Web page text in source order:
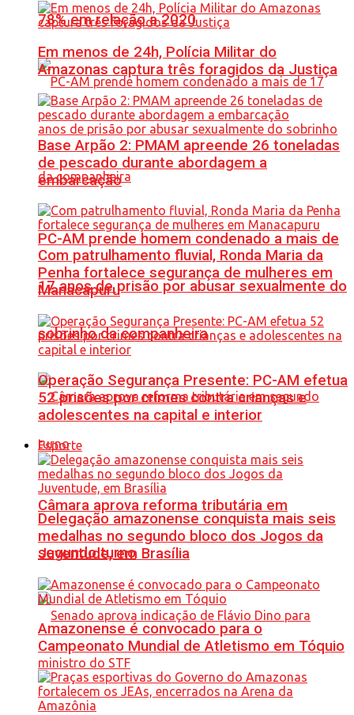
78% em relação a 2020
PC-AM prende homem condenado a mais de
17 anos de prisão por abusar sexualmente do
sobrinho da companheira
Câmara aprova reforma tributária em
segundo turno
Em menos de 24h, Polícia Militar do
Amazonas captura três foragidos da Justiça
Base Arpão 2: PMAM apreende 26 toneladas
de pescado durante abordagem a
embarcação
Com patrulhamento fluvial, Ronda Maria da
Penha fortalece segurança de mulheres em
Manacapuru
Operação Segurança Presente: PC-AM efetua
52 prisões por crimes contra crianças e
adolescentes na capital e interior
Esporte
Delegação amazonense conquista mais seis
medalhas no segundo bloco dos Jogos da
Juventude, em Brasília
Amazonense é convocado para o
Campeonato Mundial de Atletismo em Tóquio